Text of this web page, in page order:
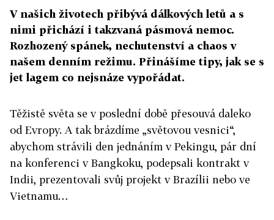
V našich životech přibývá dálkových letů a s
nimi přichází i takzvaná pásmová nemoc.
Rozhozený spánek, nechutenství a chaos v
našem denním režimu. Přinášíme tipy, jak se s
jet lagem co nejsnáze vypořádat.
Těžistě světa se v poslední době přesouvá daleko
od Evropy. A tak brázdíme „světovou vesnici“,
abychom strávili den jednáním v Pekingu, pár dní
na konferenci v Bangkoku, podepsali kontrakt v
Indii, prezentovali svůj projekt v Brazílii nebo ve
Vietnamu…